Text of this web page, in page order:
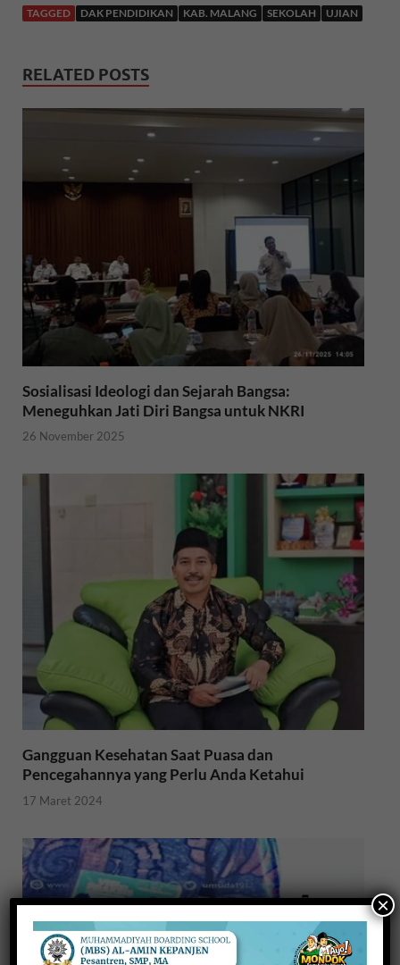
c
b
o
k
i
t
e
a
s
A
p
TAGGED DAK PENDIDIKAN KAB. MALANG SEKOLAH UJIAN
RELATED POSTS
Sosialisasi Ideologi dan Sejarah Bangsa:
Meneguhkan Jati Diri Bangsa untuk NKRI
26 November 2025
Gangguan Kesehatan Saat Puasa dan
Pencegahannya yang Perlu Anda Ketahui
17 Maret 2024
×